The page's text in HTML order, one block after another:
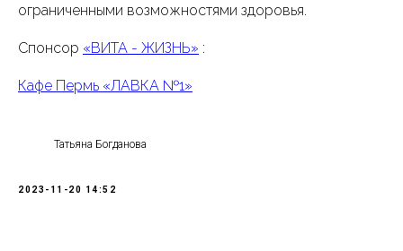
ограниченными возможностями здоровья.
Спонсор «ВИТА - ЖИЗНЬ» :
Кафе Пермь «ЛАВКА №1»
Татьяна Богданова
2023-11-20 14:52